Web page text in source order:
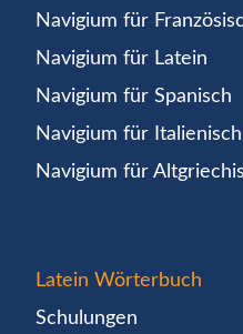
Navigium für
Navigium für Latein
Navigium für Spanisch
Navigium für Italienisch
Navigium für
Latein Wörterbuch
Schulungen